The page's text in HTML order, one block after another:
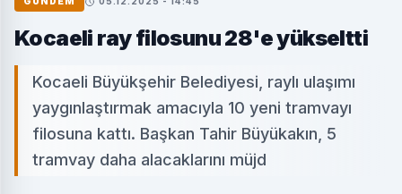
Kocaeli ray filosunu 28'e yükseltti
Kocaeli Büyükşehir Belediyesi, raylı ulaşımı
yaygınlaştırmak amacıyla 10 yeni tramvayı
filosuna kattı. Başkan Tahir Büyükakın, 5
tramvay daha alacaklarını müjd